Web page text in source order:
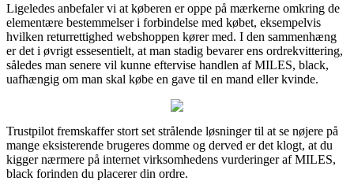
Ligeledes anbefaler vi at køberen er oppe på mærkerne omkring de
elementære bestemmelser i forbindelse med købet, eksempelvis
hvilken returrettighed webshoppen kører med. I den sammenhæng
er det i øvrigt essesentielt, at man stadig bevarer ens ordrekvittering,
således man senere vil kunne eftervise handlen af MILES, black,
uafhængig om man skal købe en gave til en mand eller kvinde.
Trustpilot fremskaffer stort set strålende løsninger til at se nøjere på
mange eksisterende brugeres domme og derved er det klogt, at du
kigger nærmere på internet virksomhedens vurderinger af MILES,
black forinden du placerer din ordre.